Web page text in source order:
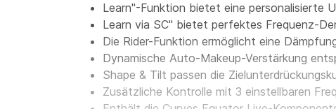
Learn"-Funktion bietet eine personalisierte
Learn via SC" bietet perfektes Frequenz-
Die Rider-Funktion ermöglicht eine
Dynamische Auto-Makeup-Verstärkung
Shape & Tilt passen die
Zusätzliche Kontrolle mit 3 einstellbaren